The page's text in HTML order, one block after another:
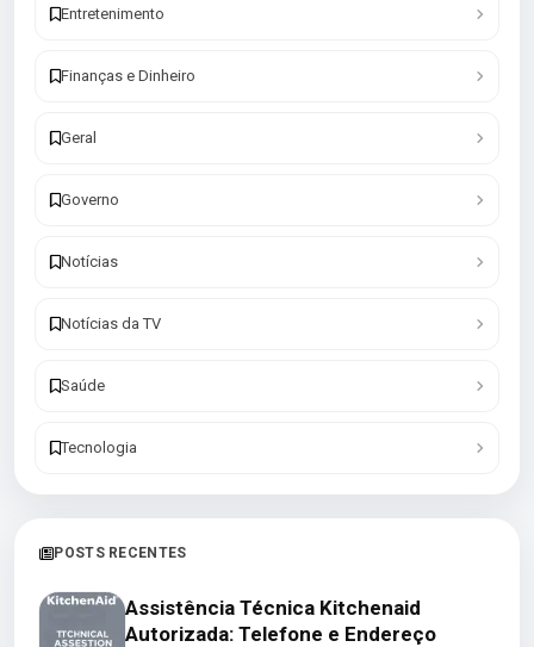
Entretenimento
Finanças e Dinheiro
Geral
Governo
Notícias
Notícias da TV
Saúde
Tecnologia
POSTS RECENTES
Assistência Técnica Kitchenaid
Autorizada: Telefone e Endereço